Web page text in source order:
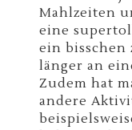
Mahlzeiten
eine
ein bisschen
länger an
Zudem hat
andere